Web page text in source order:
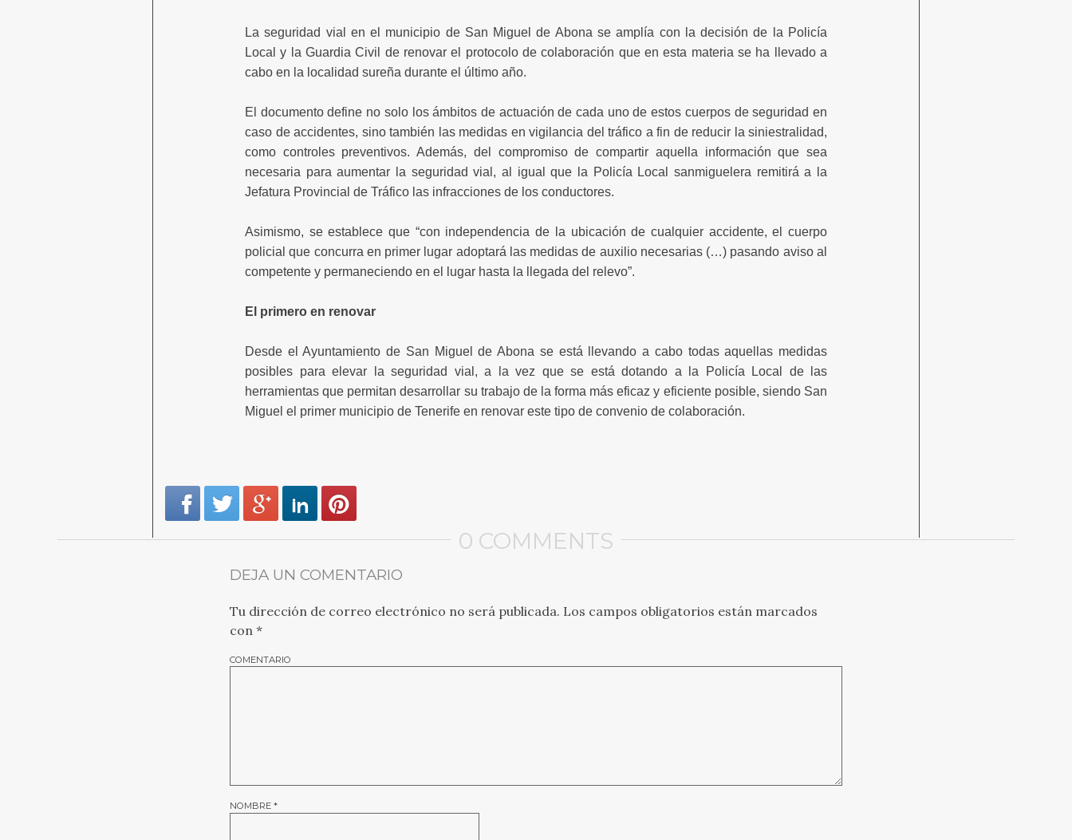
La seguridad vial en el municipio de San Miguel de Abona se amplía con la decisión de la Policía
Local y la Guardia Civil de renovar el protocolo de colaboración que en esta materia se ha llevado a
cabo en la localidad sureña durante el último año.
El documento define no solo los ámbitos de actuación de cada uno de estos cuerpos de seguridad en
caso de accidentes, sino también las medidas en vigilancia del tráfico a fin de reducir la siniestralidad,
como controles preventivos. Además, del compromiso de compartir aquella información que sea
necesaria para aumentar la seguridad vial, al igual que la Policía Local sanmiguelera remitirá a la
Jefatura Provincial de Tráfico las infracciones de los conductores.
Asimismo, se establece que “con independencia de la ubicación de cualquier accidente, el cuerpo
policial que concurra en primer lugar adoptará las medidas de auxilio necesarias (…) pasando aviso al
competente y permaneciendo en el lugar hasta la llegada del relevo”.
El primero en renovar
Desde el Ayuntamiento de San Miguel de Abona se está llevando a cabo todas aquellas medidas
posibles para elevar la seguridad vial, a la vez que se está dotando a la Policía Local de las
herramientas que permitan desarrollar su trabajo de la forma más eficaz y eficiente posible, siendo San
Miguel el primer municipio de Tenerife en renovar este tipo de convenio de colaboración.
0 COMMENTS
DEJA UN COMENTARIO
Tu dirección de correo electrónico no será publicada. Los campos obligatorios están marcados
con *
COMENTARIO
NOMBRE *